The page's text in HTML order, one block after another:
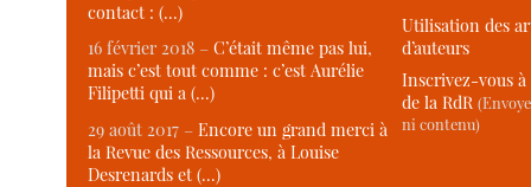
contact : (…)
16 février 2018 –C’était même pas lui,
mais c’est tout comme : c’est Aurélie
Filipetti qui a (…)
29 août 2017 –Encore un grand merci à
la Revue des Ressources, à Louise
Desrenards et (…)
Utilisation des
d’auteurs
Inscrivez-vous
de la RdR
ni contenu)